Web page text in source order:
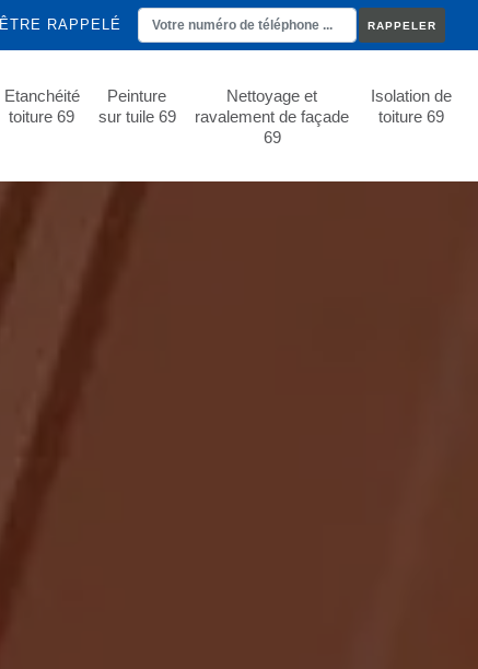
ÊTRE RAPPELÉ
Etanchéité
toiture 69
Peinture
sur tuile 69
Nettoyage et
ravalement de façade
69
Isolation de
toiture 69